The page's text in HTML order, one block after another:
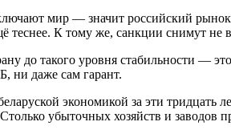
мир — значит российский
теснее. К тому же, санкции снимут не
до такого уровня стабильности —
даже сам гарант.
экономикой за эти тридцать
убыточных хозяйств и